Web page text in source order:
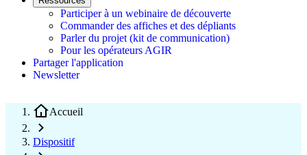
Participer à un webinaire de découverte
Commander des affiches et des dépliants
Parler du projet (kit de communication)
Pour les opérateurs AGIR
Partager l'application
Newsletter
Accueil
Dispositif